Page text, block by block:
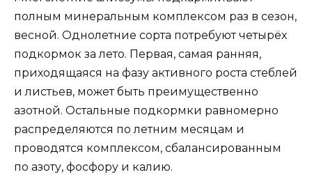
полным минеральным комплексом раз в сезон,
весной. Однолетние сорта потребуют четырёх
подкормок за лето. Первая, самая ранняя,
приходящаяся на фазу активного роста стеблей
и листьев, может быть преимущественно
азотной. Остальные подкормки равномерно
распределяются по летним месяцам и
проводятся комплексом, сбалансированным
по азоту, фосфору и калию.